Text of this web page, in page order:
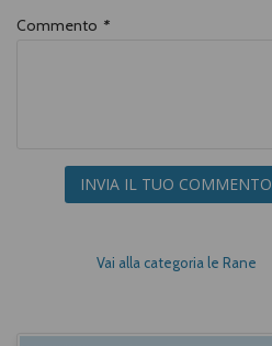
Commento *
INVIA IL TUO COMMENTO
Vai alla categoria le Rane